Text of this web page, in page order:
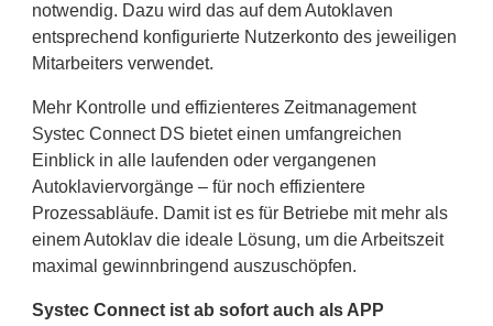
notwendig. Dazu wird das auf dem Autoklaven
entsprechend konfigurierte Nutzerkonto des jeweiligen
Mitarbeiters verwendet.
Mehr Kontrolle und effizienteres Zeitmanagement
Systec Connect DS bietet einen umfangreichen
Einblick in alle laufenden oder vergangenen
Autoklaviervorgänge – für noch effizientere
Prozessabläufe. Damit ist es für Betriebe mit mehr als
einem Autoklav die ideale Lösung, um die Arbeitszeit
maximal gewinnbringend auszuschöpfen.
Systec Connect ist ab sofort auch als APP